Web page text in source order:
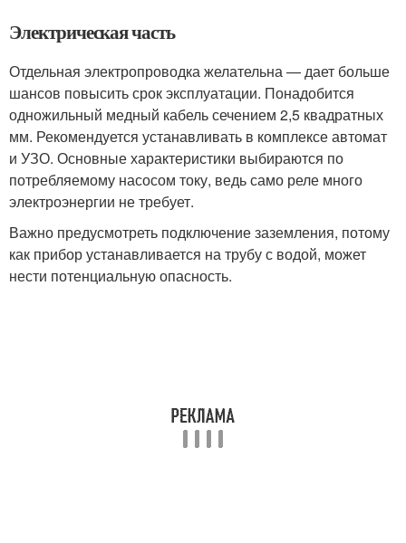
Электрическая часть
Отдельная электропроводка желательна — дает больше
шансов повысить срок эксплуатации. Понадобится
одножильный медный кабель сечением 2,5 квадратных
мм. Рекомендуется устанавливать в комплексе автомат
и УЗО. Основные характеристики выбираются по
потребляемому насосом току, ведь само реле много
электроэнергии не требует.
Важно предусмотреть подключение заземления, потому
как прибор устанавливается на трубу с водой, может
нести потенциальную опасность.